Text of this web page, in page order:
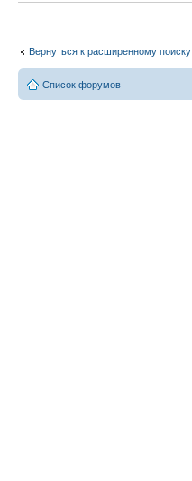
Вернуться к расширенному поиску
Список форумов